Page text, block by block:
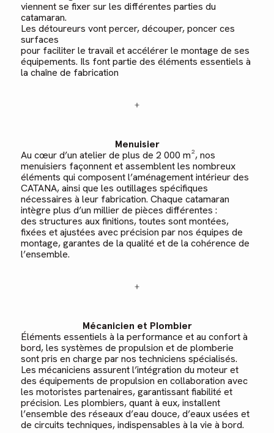
viennent se fixer sur les différentes parties du
catamaran.
Les détoureurs vont percer, découper, poncer ces
surfaces
pour faciliter le travail et accélérer le montage de ses
équipements. Ils font partie des éléments essentiels à
la chaîne de fabrication
Menuisier
Au cœur d’un atelier de plus de 2 000 m², nos
menuisiers façonnent et assemblent les nombreux
éléments qui composent l’aménagement intérieur des
CATANA, ainsi que les outillages spécifiques
nécessaires à leur fabrication. Chaque catamaran
intègre plus d’un millier de pièces différentes :
des structures aux finitions, toutes sont montées,
fixées et ajustées avec précision par nos équipes de
montage, garantes de la qualité et de la cohérence de
l’ensemble.
Mécanicien et Plombier
Éléments essentiels à la performance et au confort à
bord, les systèmes de propulsion et de plomberie
sont pris en charge par nos techniciens spécialisés.
Les mécaniciens assurent l’intégration du moteur et
des équipements de propulsion en collaboration avec
les motoristes partenaires, garantissant fiabilité et
précision. Les plombiers, quant à eux, installent
l’ensemble des réseaux d’eau douce, d’eaux usées et
de circuits techniques, indispensables à la vie à bord.